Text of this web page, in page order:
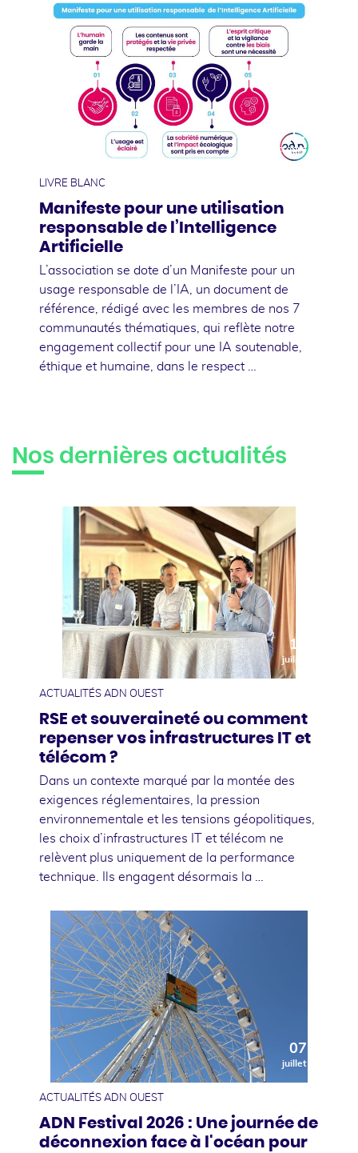
15
octobre
LIVRE BLANC
Manifeste pour une utilisation
responsable de l’Intelligence
Artificielle
L’association se dote d’un Manifeste pour un
usage responsable de l’IA, un document de
référence, rédigé avec les membres de nos 7
communautés thématiques, qui reflète notre
engagement collectif pour une IA soutenable,
éthique et humaine, dans le respect …
Nos dernières actualités
10
juillet
ACTUALITÉS ADN OUEST
RSE et souveraineté ou comment
repenser vos infrastructures IT et
télécom ?
Dans un contexte marqué par la montée des
exigences réglementaires, la pression
environnementale et les tensions géopolitiques,
les choix d’infrastructures IT et télécom ne
relèvent plus uniquement de la performance
technique. Ils engagent désormais la …
07
juillet
ACTUALITÉS ADN OUEST
ADN Festival 2026 : Une journée de
déconnexion face à l'océan pour